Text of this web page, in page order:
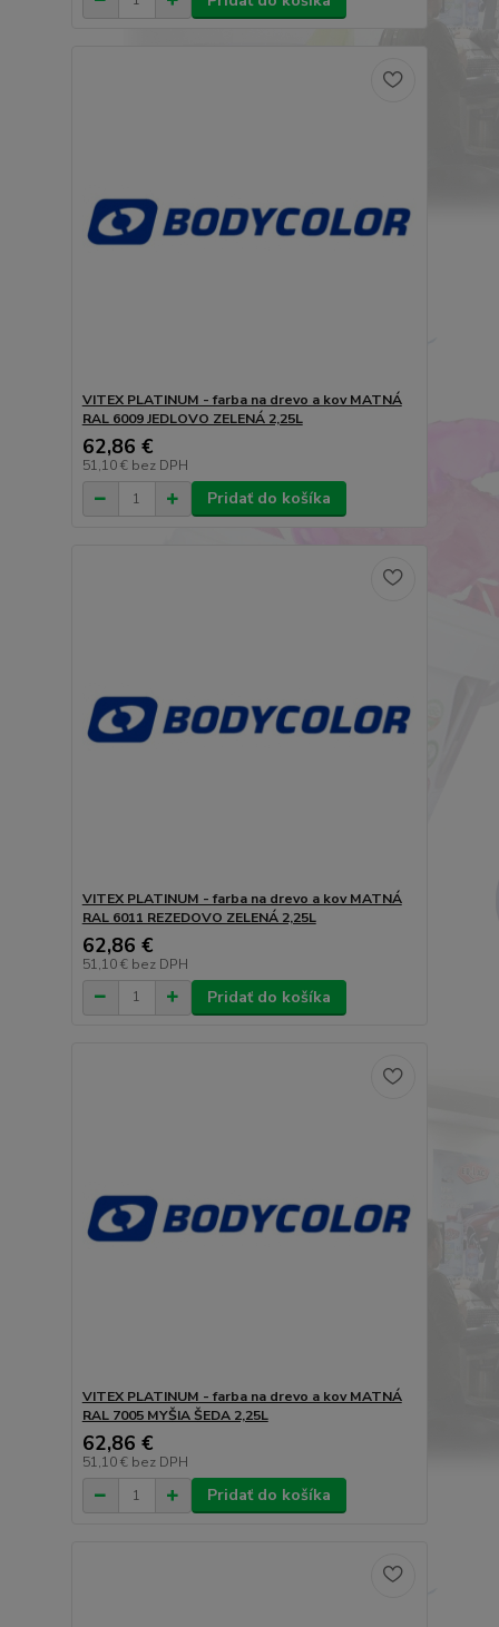
VITEX PLATINUM - farba na drevo a kov MATNÁ
RAL 6009 JEDLOVO ZELENÁ 2,25L
62,86 €
51,10 € bez DPH
Pridať do košíka
VITEX PLATINUM - farba na drevo a kov MATNÁ
RAL 6011 REZEDOVO ZELENÁ 2,25L
62,86 €
51,10 € bez DPH
Pridať do košíka
VITEX PLATINUM - farba na drevo a kov MATNÁ
RAL 7005 MYŠIA ŠEDA 2,25L
62,86 €
51,10 € bez DPH
Pridať do košíka